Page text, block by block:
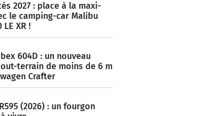
2027 : place à la maxi-
le camping-car Malibu
LE XR !
604D : un nouveau
terrain de moins de 6 m
Crafter
(2026) : un fourgon